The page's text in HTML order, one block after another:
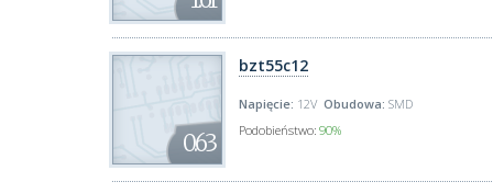
0.63
bzt55c12
Napięcie: 12V Obudowa: SMD
Podobieństwo: 90%